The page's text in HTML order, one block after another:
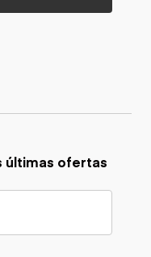
últimas ofertas